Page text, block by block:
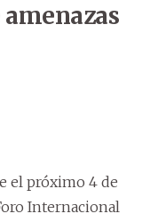
el próximo 4 de
Internacional